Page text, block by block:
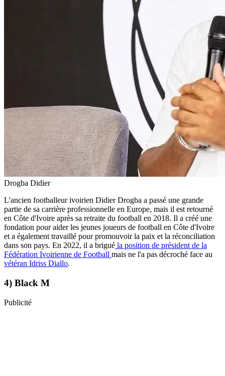
Drogba Didier
L'ancien footballeur ivoirien Didier Drogba a passé une grande
partie de sa carrière professionnelle en Europe, mais il est retourné
en Côte d'Ivoire après sa retraite du football en 2018. Il a créé une
fondation pour aider les jeunes joueurs de football en Côte d'Ivoire
et a également travaillé pour promouvoir la paix et la réconciliation
dans son pays. En 2022, il a brigué la position de président de la
Fédération Ivoirienne de Football mais ne l'a pas décroché face au
vétéran Idriss Diallo.
4) Black M
Publicité